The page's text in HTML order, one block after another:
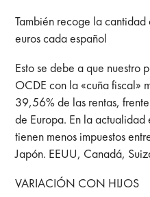
También recoge la
euros cada español
Esto se debe a que nuestro
OCDE con la «cuña fiscal»
39,56% de las rentas,
de Europa. En la actualidad
tienen menos impuestos
Japón. EEUU, Canadá,
VARIACIÓN CON HIJOS